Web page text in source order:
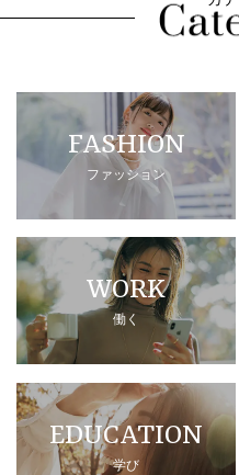
FASHION
ファッション
WORK
働く
EDUCATION
学び